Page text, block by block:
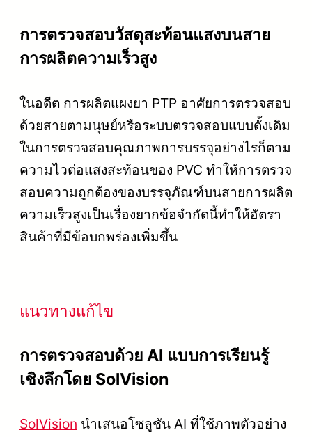
การตรวจสอบวัสดุสะท้อนแสงบนสาย
การผลิตความเร็วสูง
ในอดีต การผลิตแผงยา PTP อาศัยการตรวจสอบ
ด้วยสายตามนุษย์หรือระบบตรวจสอบแบบดั้งเดิม
ในการตรวจสอบคุณภาพการบรรจุอย่างไรก็ตาม
ความไวต่อแสงสะท้อนของ PVC ทำให้การตรวจ
สอบความถูกต้องของบรรจุภัณฑ์บนสายการผลิต
ความเร็วสูงเป็นเรื่องยากข้อจำกัดนี้ทำให้อัตรา
สินค้าที่มีข้อบกพร่องเพิ่มขึ้น
แนวทางแก้ไข
การตรวจสอบด้วย AI แบบการเรียนรู้
เชิงลึกโดย SolVision
SolVision นำเสนอโซลูชัน AI ที่ใช้ภาพตัวอย่าง